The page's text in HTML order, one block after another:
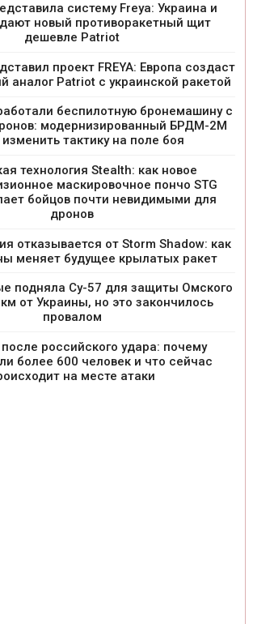
систему Freya: Украина и
новый противоракетный щит
дешевле Patriot
проект FREYA: Европа создаст
аналог Patriot с украинской ракетой
беспилотную бронемашину с
модернизированный БРДМ-2М
тактику на поле боя
технология Stealth: как новое
маскировочное пончо STG
бойцов почти невидимыми для
дронов
отказывается от Storm Shadow: как
меняет будущее крылатых ракет
подняла Су-57 для защиты Омского
от Украины, но это закончилось
провалом
российского удара: почему
более 600 человек и что сейчас
на месте атаки